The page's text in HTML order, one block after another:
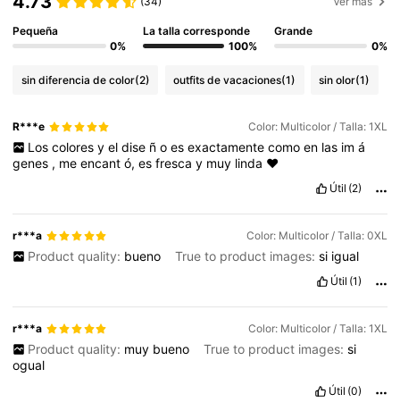
Pequeña
0%
La talla corresponde
100%
Grande
0%
sin diferencia de color(2) outfits de vacaciones(1) sin olor(1)
R***e Color: Multicolor / Talla: 1XL
Los colores y el dise ñ o es exactamente como en las im á
genes , meencantó,esfrescay muy linda ❤️
Útil (2)
r***a Color: Multicolor / Talla: 0XL
Product quality: bueno True to product images: si igual
Útil (1)
r***a Color: Multicolor / Talla: 1XL
Product quality: muy bueno True to product images: si
ogual
Útil (0)